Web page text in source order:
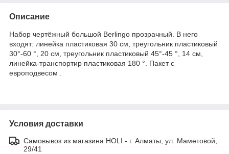
Описание
Набор чертёжный большой Berlingo прозрачный. В него
входят: линейка пластиковая 30 cм, треугольник пластиковый
30°-60 °, 20 см, треугольник пластиковый 45°-45 °, 14 см,
линейка-транспортир пластиковая 180 °. Пакет с
европодвесом .
Условия доставки
Самовывоз из магазина HOLI - г. Алматы, ул. Маметовой,
29/41